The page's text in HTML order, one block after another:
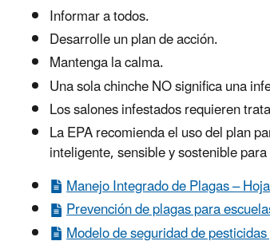
Informar a todos.
Desarrolle un plan de acción.
Mantenga la calma.
Una sola chinche NO significa una
Los salones infestados requieren
La EPA recomienda el uso del plan
inteligente, sensible y sostenible
Manejo Integrado de Plagas –
Prevención de plagas para
Modelo de seguridad de